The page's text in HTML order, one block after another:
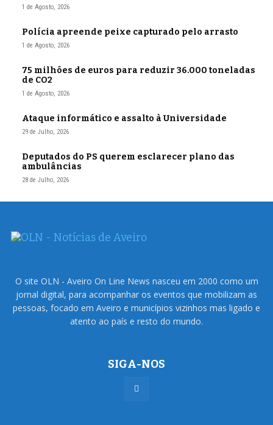
1 de Agosto, 2026
Polícia apreende peixe capturado pelo arrasto
1 de Agosto, 2026
75 milhões de euros para reduzir 36.000 toneladas
de CO2
1 de Agosto, 2026
Ataque informático e assalto à Universidade
29 de Julho, 2026
Deputados do PS querem esclarecer plano das
ambulâncias
28 de Julho, 2026
O site OLN - Aveiro On Line News nasceu em 2000 como um
jornal digital, para acompanhar os eventos que mobilizam as
pessoas, focado em Aveiro e municípios vizinhos mas ligado e
atento ao país e resto do mundo.
SIGA-NOS